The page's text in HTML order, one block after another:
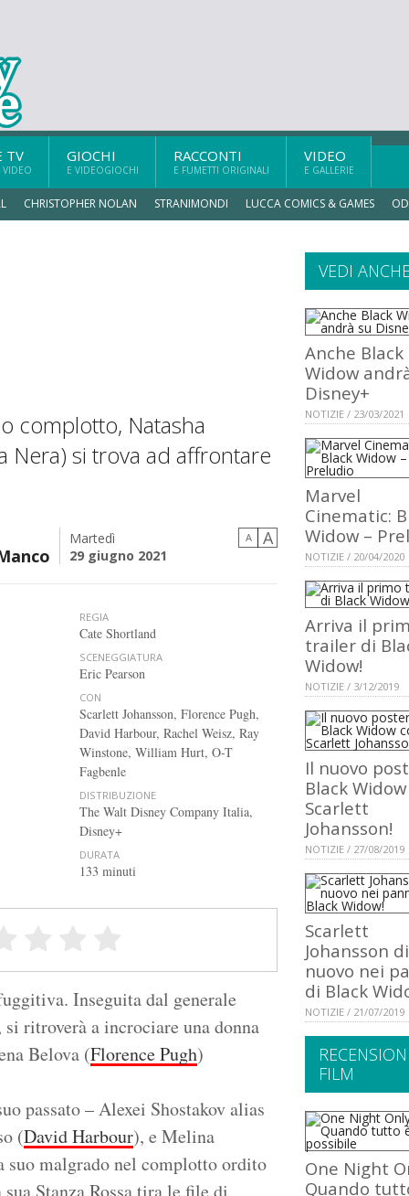
TV
VIDEO
GIOCHI
E VIDEOGIOCHI
RACCONTI
E FUMETTI ORIGINALI
VIDEO
E GALLERIE
CHRISTOPHER NOLAN STRANIMONDI LUCCA COMICS & GAMES
complotto, Natasha
Nera) si trova ad affrontare
Martedì
29 giugno 2021
A A
REGIA
Cate Shortland
SCENEGGIATURA
Eric Pearson
CON
Scarlett Johansson, Florence Pugh,
David Harbour, Rachel Weisz, Ray
Winstone, William Hurt, O-T
Fagbenle
DISTRIBUZIONE
The Walt Disney Company Italia,
Disney+
DURATA
133 minuti
Inseguita dal generale
si ritroverà a incrociare una donna
Belova (Florence Pugh)
passato – Alexei Shostakov alias
(David Harbour), e Melina
suo malgrado nel complotto ordito
VEDI
Anche Black
Widow
Disney+
NOTIZIE / 23/03/2021
Marvel
Cinematic:
Widow –
NOTIZIE / 20/04/2020
Arriva il
trailer di
Widow!
NOTIZIE / 3/12/2019
Il nuovo
Black
Scarlett
Johansson!
NOTIZIE / 27/08/2019
Scarlett
Johansson di
nuovo nei
di Black
NOTIZIE / 21/07/2019
FILM
One Night
Quando